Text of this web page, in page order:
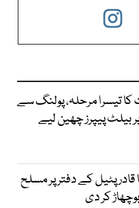
کا تیسرا مرحلہ، پولنگ سے
بیلٹ پیپرز چھین لیے
قادر پٹیل کے دفتر پر مسلح
کر دی